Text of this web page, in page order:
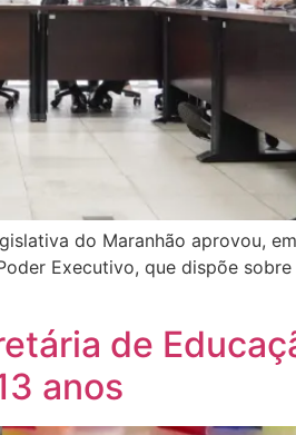
do Maranhão aprovou,
Executivo, que dispõe
de
anos